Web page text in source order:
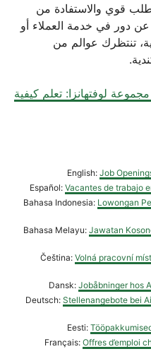
قوي والاستفادة من
دور في خدمة العملاء أو
تنتظرك عوالم من
لوفتهانزا: تعلم كيفية
English: Job
Español: Vacantes de trabajo
Bahasa Indonesia: Lowongan
Bahasa Melayu: Jawatan
Čeština: Volná pracovní
Dansk: Jobåbninger hos
Deutsch: Stellenangebote bei
Eesti:
Français: Offres d’emploi